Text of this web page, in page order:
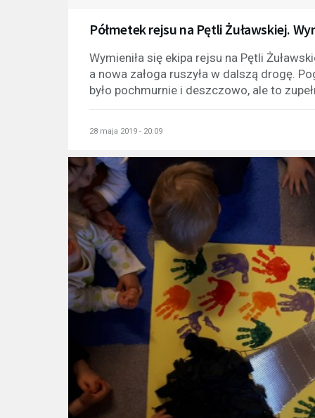
Półmetek rejsu na Pętli Żuławskiej.
Wymieniła się ekipa rejsu na Pętli
a nowa załoga ruszyła w dalszą drogę.
było pochmurnie i deszczowo, ale to
28 maja 2019 - 20:09